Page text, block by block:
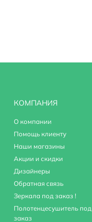
КОМПАНИЯ
О компании
Помощь клиенту
Наши магазины
Акции и скидки
Дизайнеры
Обратная связь
Зеркала под заказ !
Полотенцесушитель под
заказ